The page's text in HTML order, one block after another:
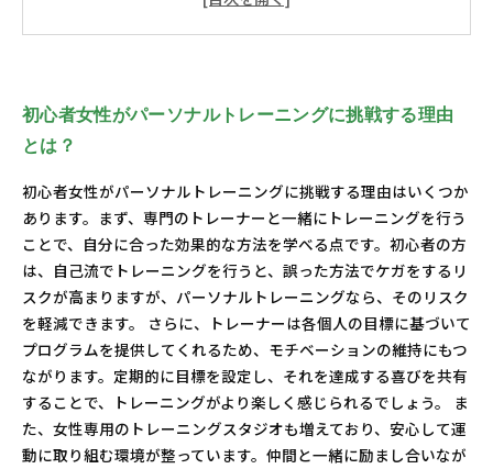
性
理想の体作りのために一歩を踏み出そう！実践編
化と喜び
初心者女性がパーソナルトレーニングに挑戦する理由
とは？
初心者女性がパーソナルトレーニングに挑戦する理由はいくつか
あります。まず、専門のトレーナーと一緒にトレーニングを行う
ことで、自分に合った効果的な方法を学べる点です。初心者の方
は、自己流でトレーニングを行うと、誤った方法でケガをするリ
スクが高まりますが、パーソナルトレーニングなら、そのリスク
を軽減できます。 さらに、トレーナーは各個人の目標に基づいて
プログラムを提供してくれるため、モチベーションの維持にもつ
ながります。定期的に目標を設定し、それを達成する喜びを共有
することで、トレーニングがより楽しく感じられるでしょう。 ま
た、女性専用のトレーニングスタジオも増えており、安心して運
動に取り組む環境が整っています。仲間と一緒に励まし合いなが